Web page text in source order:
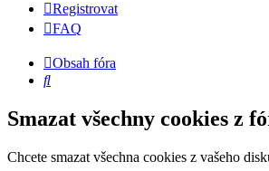
Registrovat
FAQ
Obsah fóra
Hledat
Smazat všechny cookies z
Chcete smazat všechna cookies z vašeho